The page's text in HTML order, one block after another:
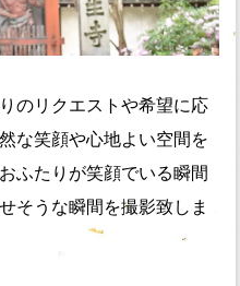
のリクエストや希望に応
な笑顔や心地よい空間を
ふたりが笑顔でいる瞬間
そうな瞬間を撮影致しま